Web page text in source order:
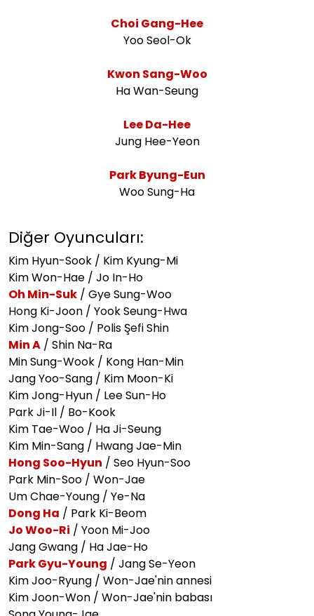
Choi Gang-Hee
Yoo Seol-Ok
Kwon Sang-Woo
Ha Wan-Seung
Lee Da-Hee
Jung Hee-Yeon
Park Byung-Eun
Woo Sung-Ha
Diğer Oyuncuları:
Kim Hyun-Sook / Kim Kyung-Mi
Kim Won-Hae / Jo In-Ho
Oh Min-Suk / Gye Sung-Woo
Hong Ki-Joon / Yook Seung-Hwa
Kim Jong-Soo / Polis Şefi Shin
Min A / Shin Na-Ra
Min Sung-Wook / Kong Han-Min
Jang Yoo-Sang / Kim Moon-Ki
Kim Jong-Hyun / Lee Sun-Ho
Park Ji-Il / Bo-Kook
Kim Tae-Woo / Ha Ji-Seung
Kim Min-Sang / Hwang Jae-Min
Hong Soo-Hyun / Seo Hyun-Soo
Park Min-Soo / Won-Jae
Um Chae-Young / Ye-Na
Dong Ha / Park Ki-Beom
Jo Woo-Ri / Yoon Mi-Joo
Jang Gwang / Ha Jae-Ho
Park Gyu-Young / Jang Se-Yeon
Kim Joo-Ryung / Won-Jae'nin annesi
Kim Joon-Won / Won-Jae'nin babası